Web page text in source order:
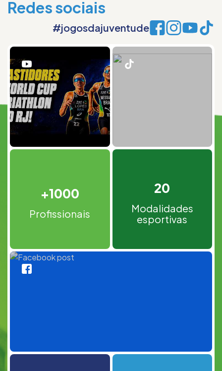
Redes sociais
#jogosdajuventude
+1000
Profissionais
20
Modalidades
esportivas